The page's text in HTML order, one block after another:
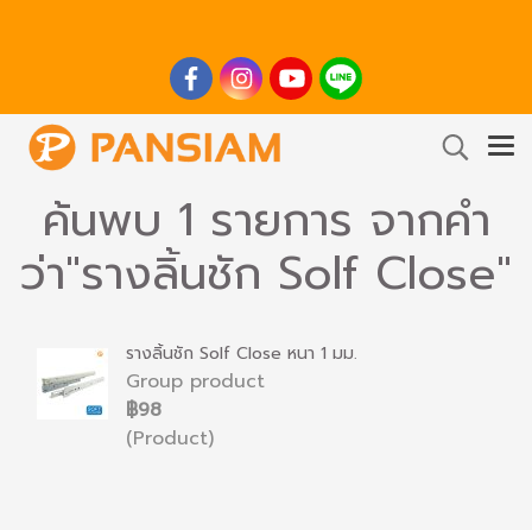
ค้นพบ 1 รายการ จากคำ
ว่า"รางลิ้นชัก Solf Close"
รางลิ้นชัก Solf Close หนา 1 มม.
Group product
฿98
(Product)